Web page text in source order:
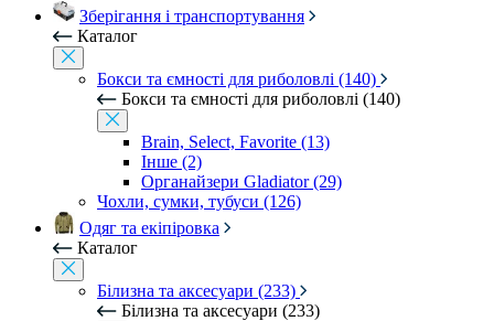
Зберігання і транспортування
Каталог
Бокси та ємності для риболовлі (140)
Бокси та ємності для риболовлі (140)
Brain, Select, Favorite (13)
Інше (2)
Органайзери Gladiator (29)
Чохли, сумки, тубуси (126)
Одяг та екіпіровка
Каталог
Білизна та аксесуари (233)
Білизна та аксесуари (233)